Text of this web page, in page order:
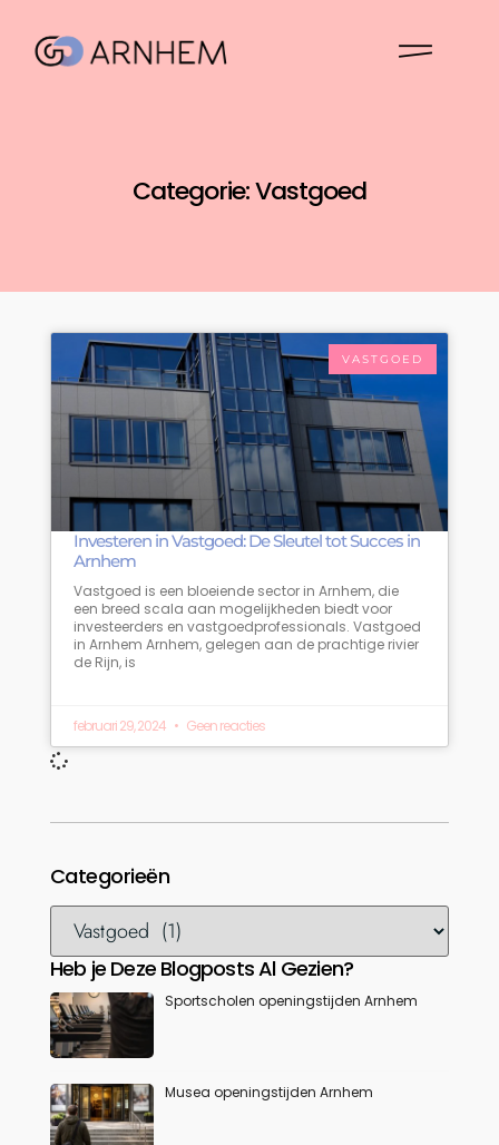
Categorie: Vastgoed
Categorieën
Heb je Deze Blogposts Al Gezien?
Sportscholen openingstijden Arnhem
Musea openingstijden Arnhem
VASTGOED
Investeren in Vastgoed: De Sleutel tot Succes in
Arnhem
Vastgoed is een bloeiende sector in Arnhem, die
een breed scala aan mogelijkheden biedt voor
investeerders en vastgoedprofessionals. Vastgoed
in Arnhem Arnhem, gelegen aan de prachtige rivier
de Rijn, is
februari 29, 2024 Geen reacties